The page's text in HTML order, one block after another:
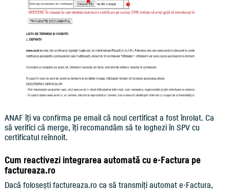
ANAF îți va confirma pe email că noul certificat a fost înrolat. Ca
să verifici că merge, îți recomandăm să te loghezi în SPV cu
certificatul reînnoit.
Cum reactivezi integrarea automată cu e-Factura pe
factureaza.ro
Dacă folosești factureaza.ro ca să transmiți automat e-Factura,